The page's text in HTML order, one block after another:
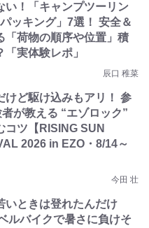
い！「キャンプツーリン
ッキング」7選！ 安全＆
「荷物の順序や位置」積
実体験レポ」
辰口 稚菜
けど駆け込みもアリ！ 参
が教える “エゾロック”
コツ【RISING SUN
2026 in EZO・8/14～
今田 壮
いときは登れたんだけ
バイクで暑さに負けそ